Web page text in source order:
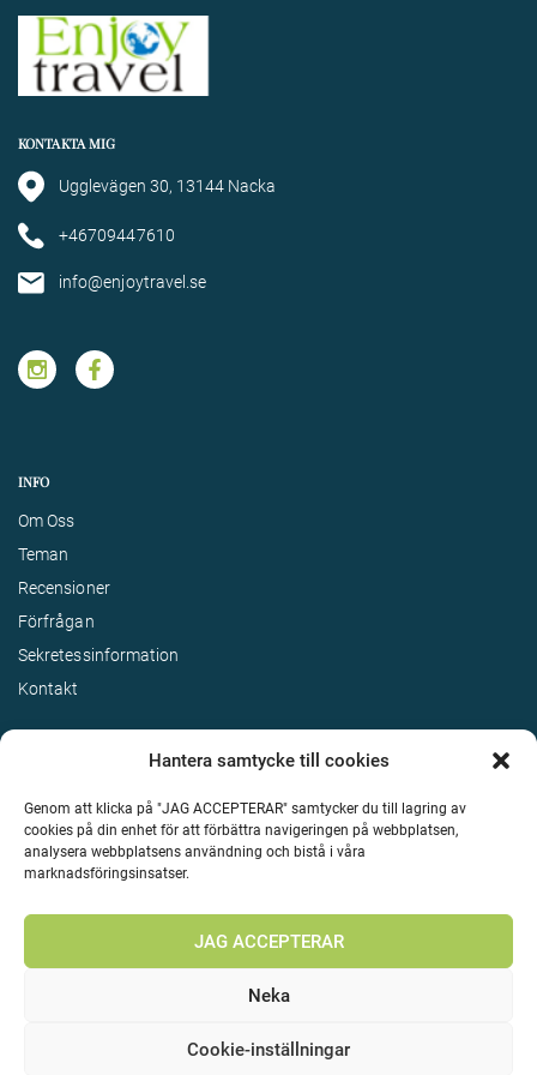
Hantera samtycke till cookies
Genom att klicka på "JAG ACCEPTERAR" samtycker du till lagring av
cookies på din enhet för att förbättra navigeringen på webbplatsen,
analysera webbplatsens användning och bistå i våra
marknadsföringsinsatser.
JAG ACCEPTERAR
Neka
Cookie-inställningar
KONTAKTA MIG
Ugglevägen 30, 13144 Nacka
+46709447610
info@enjoytravel.se
INFO
Om Oss
Teman
Recensioner
Förfrågan
Sekretessinformation
Kontakt
Upphovsrätt 2026 Enjoy Travel Alla rättigheter reserverade